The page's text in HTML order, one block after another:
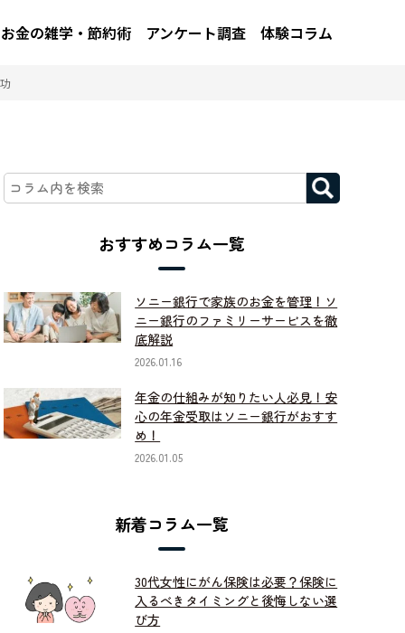
お金の雑学・節約術 アンケート調査 体験コラム
おすすめコラム一覧
ソニー銀行で家族のお金を管理！ソ
ニー銀行のファミリーサービスを徹
底解説
2026.01.16
年金の仕組みが知りたい人必見！安
心の年金受取はソニー銀行がおすす
め！
2026.01.05
新着コラム一覧
30代女性にがん保険は必要？保険に
入るべきタイミングと後悔しない選
び方